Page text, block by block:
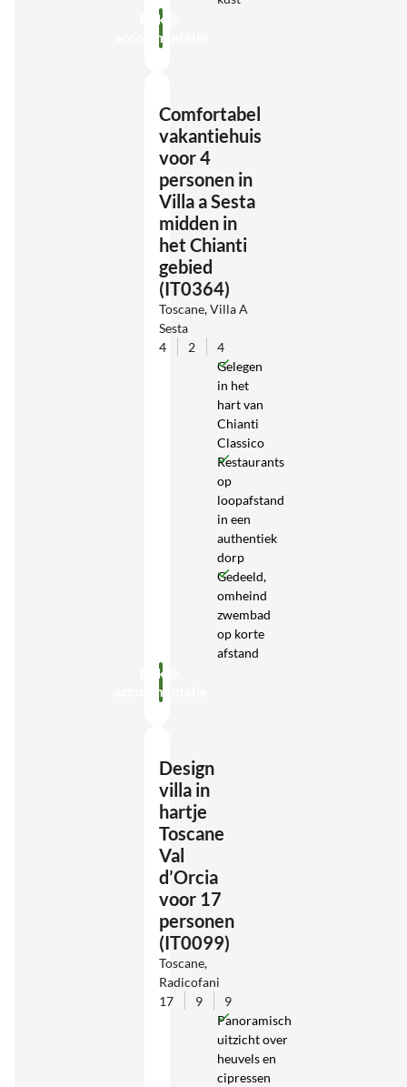
Bekijk
accommodatie
Comfortabel
vakantiehuis
voor 4
personen in
Villa a Sesta
midden in
het Chianti
gebied
(IT0364)
Toscane, Villa A
Sesta
4
2
4
Gelegen
in het
hart van
Chianti
Classico
Restaurants
op
loopafstand
in een
authentiek
dorp
Gedeeld,
omheind
zwembad
op korte
afstand
Bekijk
accommodatie
Design
villa in
hartje
Toscane
Val
d’Orcia
voor 17
personen
(IT0099)
Toscane,
Radicofani
17
9
9
Panoramisch
uitzicht over
heuvels en
cipressen